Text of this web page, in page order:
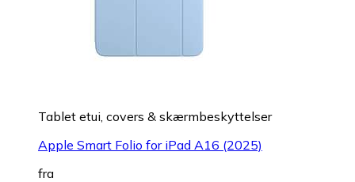
Tablet etui, covers & skærmbeskyttelser
Apple Smart Folio for iPad A16 (2025)
fra